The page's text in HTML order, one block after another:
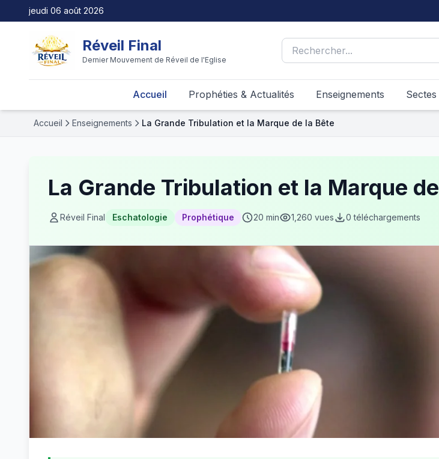
jeudi 06 août 2026
Réveil Final
Dernier Mouvement de Réveil de l'Eglise
Accueil Prophéties & Actualités Enseignements
Accueil Enseignements La Grande Tribulation et la Marque de la Bête
La Grande Tribulation et la Marque
Réveil Final Eschatologie Prophétique 20 min 1,260 vues 0 téléchargements